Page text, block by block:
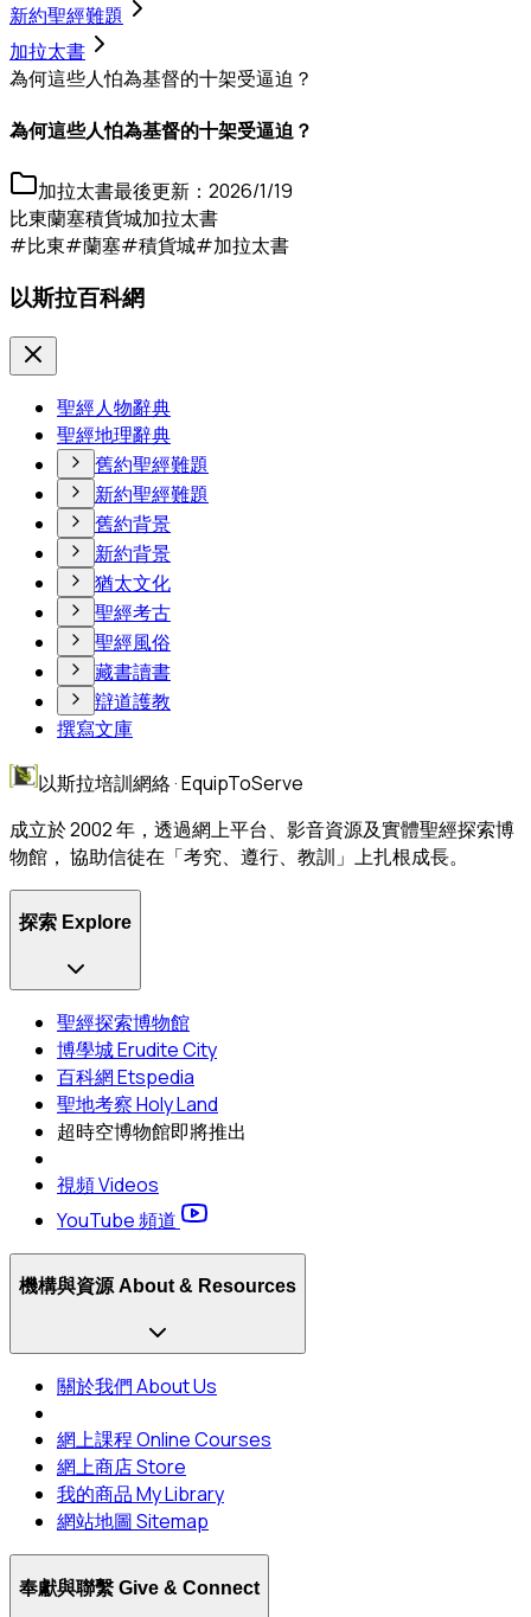
新約聖經難題
加拉太書
為何這些人怕為基督的十架受逼迫？
為何這些人怕為基督的十架受逼迫？
加拉太書最後更新： 2026/1/19
比東蘭塞積貨城加拉太書
#比東#蘭塞#積貨城#加拉太書
以斯拉百科網
聖經人物辭典
聖經地理辭典
舊約聖經難題
新約聖經難題
舊約背景
新約背景
猶太文化
聖經考古
聖經風俗
藏書讀書
辯道護教
撰寫文庫
以斯拉培訓網絡 · EquipToServe
成立於 2002 年，透過網上平台、影音資源及實體聖經探索博
物館， 協助信徒在「考究、遵行、教訓」上扎根成長。
探索 Explore
聖經探索博物館
博學城 Erudite City
百科網 Etspedia
聖地考察 Holy Land
超時空博物館即將推出
視頻 Videos
YouTube 頻道
機構與資源 About & Resources
關於我們 About Us
網上課程 Online Courses
網上商店 Store
我的商品 My Library
網站地圖 Sitemap
奉獻與聯繫 Give & Connect